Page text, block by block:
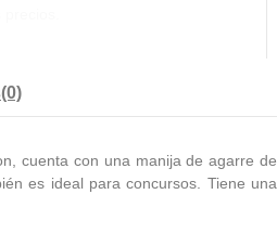
cuenta con una manija de agarre de
es ideal para concursos. Tiene una